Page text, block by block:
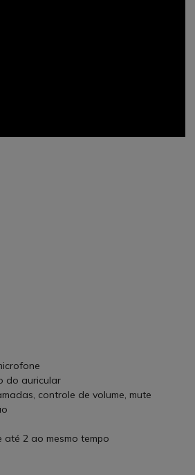
do auricular
controle de volume, mute
2 ao mesmo tempo